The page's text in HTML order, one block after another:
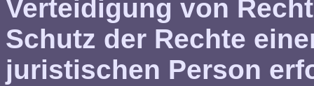
Verteidigung von
Schutz der Rechte
juristischen Person